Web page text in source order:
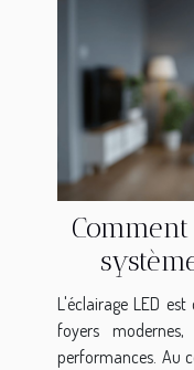
maison
L'éclairage LED
foyers
performances. Au